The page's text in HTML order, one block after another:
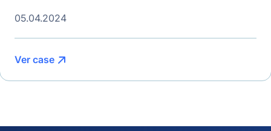
05.04.2024
Ver case